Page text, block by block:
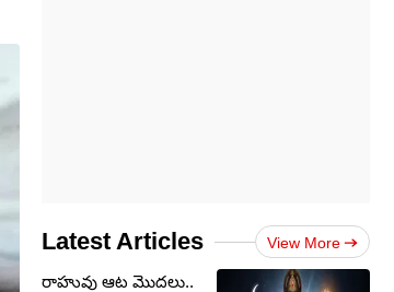
Latest Articles View More
రాహువు ఆట మొదలు..